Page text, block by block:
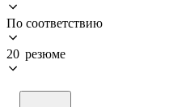
По соответствию
20 резюме